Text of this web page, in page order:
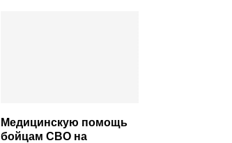
Медицинскую помощь
бойцам СВО на